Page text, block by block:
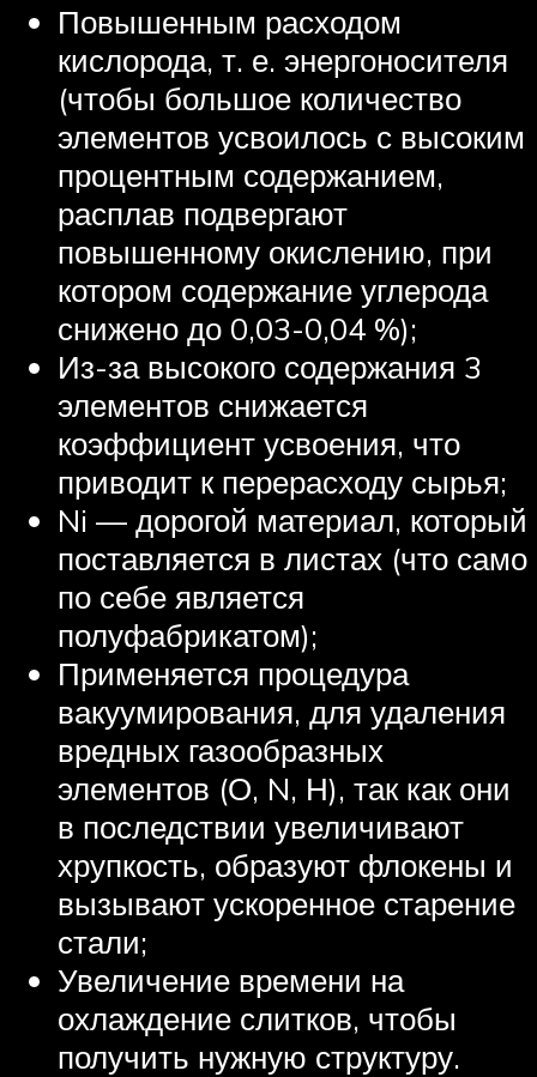
Повышенным расходом
кислорода, т. е. энергоносителя
(чтобы большое количество
элементов усвоилось с высоким
процентным содержанием,
расплав подвергают
повышенному окислению, при
котором содержание углерода
снижено до 0,03-0,04 %);
Из-за высокого содержания 3
элементов снижается
коэффициент усвоения, что
приводит к перерасходу сырья;
Ni — дорогой материал, который
поставляется в листах (что само
по себе является
полуфабрикатом);
Применяется процедура
вакуумирования, для удаления
вредных газообразных
элементов (О, N, Н), так как они
в последствии увеличивают
хрупкость, образуют флокены и
вызывают ускоренное старение
стали;
Увеличение времени на
охлаждение слитков, чтобы
получить нужную структуру.